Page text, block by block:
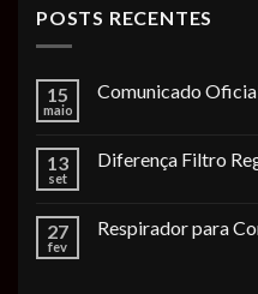
POSTS RECENTES
15
maio
Comunicado
13
set
Diferença Filtro
27
fev
Respirador para